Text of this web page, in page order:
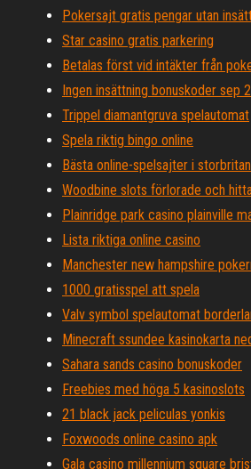
Pokersajt gratis pengar utan
Star casino gratis parkering
Betalas först vid intäkter från
Ingen insättning bonuskoder sep
Trippel diamantgruva spelautomat
Spela riktig bingo online
Bästa online-spelsajter i
Woodbine slots förlorade och
Plainridge park casino plainville
Lista riktiga online casino
Manchester new hampshire
1000 gratisspel att spela
Valv symbol spelautomat
Minecraft ssundee kasinokarta
Sahara sands casino bonuskoder
Freebies med höga 5 kasinoslots
21 black jack peliculas yonkis
Foxwoods online casino apk
Gala casino millennium square